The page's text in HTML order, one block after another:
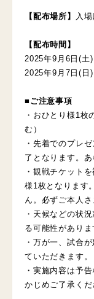
【配布場所】 入場
【配布時間】
2025年9月6日(土
2025年9月7日(日
■ご注意事項
・おひとり様1枚
む）
・先着でのプレ
了となります。あ
・観戦チケット
様1枚となります
ん。必ずご本人さ
・天候などの状
る可能性がありま
・万が一、試合
ていただきます。
・実施内容は予
かじめご了承くだ